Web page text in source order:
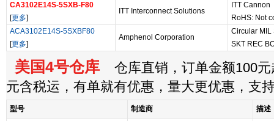
CA3102E14S-5SXB-F80
[更多]
ITT Interconnect Solutions
ITT Cannon
RoHS: Not
ACA3102E14S-5SXBF80
[更多]
Amphenol Corporation
Circular MIL
SKT REC
美国4号仓库 仓库直销，订单金额100元
元含税运，有单就有优惠，量大更优惠，支
型号 制造商
描述